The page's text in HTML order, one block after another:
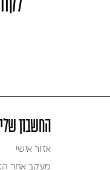
החשבון שלי
אזור אישי
מעקב אחר